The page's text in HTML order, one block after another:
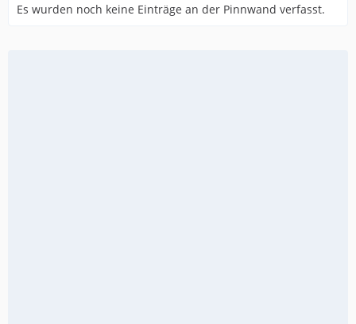
Es wurden noch keine Einträge an der Pinnwand verfasst.